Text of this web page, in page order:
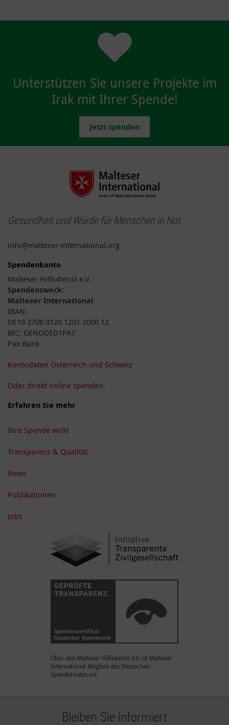
Unterstützen Sie unsere Projekte im
Irak mit Ihrer Spende!
Jetzt spenden
Gesundheit und Würde für Menschen in Not
info@malteser-international.org
Spendenkonto
Malteser Hilfsdienst e.V.
Spendenzweck:
Malteser International
IBAN:
DE10 3706 0120 1201 2000 12
BIC: GENODED1PA7
Pax Bank
Kontodaten Österreich und Schweiz
Oder direkt online spenden.
Erfahren Sie mehr
Ihre Spende wirkt
Transparenz & Qualität
News
Publikationen
Jobs
Über den Malteser Hilfsdienst e.V. ist Malteser
International Mitglied des Deutschen
Spendenrates e.V.
Bleiben Sie informiert